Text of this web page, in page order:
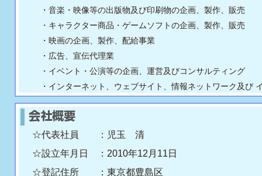
・音楽・映像等の出版物及び印刷物の企画、製作、販売
・キャラクター商品・ゲームソフトの企画、製作、販売
・映画の企画、製作、配給事業
・広告、宣伝代理業
・イベント・公演等の企画、運営及びコンサルティング
・インターネット、ウェブサイト、情報ネットワーク及び
☆代表社員 ：児玉 清
☆設立年月日 ：2010年12月11日
☆登記住所 ：東京都豊島区